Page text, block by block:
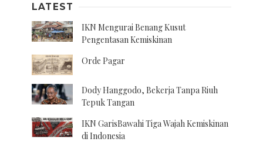
LATEST
IKN Mengurai Benang Kusut
Pengentasan Kemiskinan
Orde Pagar
Dody Hanggodo, Bekerja Tanpa Riuh
Tepuk Tangan
IKN GarisBawahi Tiga Wajah Kemiskinan
di Indonesia